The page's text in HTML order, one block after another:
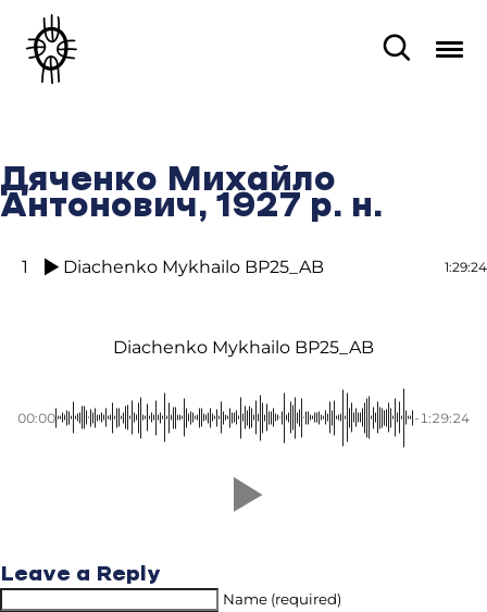
Дяченко Михайло
Антонович, 1927 р. н.
1 Diachenko Mykhailo BP25_AB 1:29:24
Diachenko Mykhailo BP25_AB
00:00 -1:29:24
Leave a Reply
Name (required)